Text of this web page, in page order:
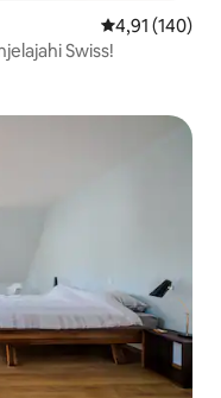
Nilai rata-rata
4,91 (140)
Swiss!